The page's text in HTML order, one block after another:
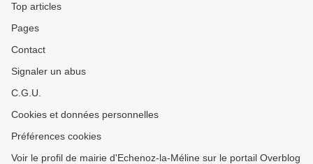
Top articles
Pages
Contact
Signaler un abus
C.G.U.
Cookies et données personnelles
Préférences cookies
Voir le profil de mairie d'Echenoz-la-Méline sur le portail Overblog